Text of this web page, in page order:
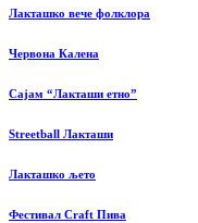
Лакташко вече фолклора
Червона Калена
Сајам “Лакташи етно”
Streetball Лакташи
Лакташко љето
Фестивал Craft Пива